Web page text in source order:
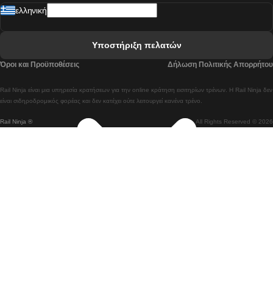
Λισαβόνα προς Λάγος Tρένο
Λισαβόνα προς Μαδρίτη Τρένα
Rail Ninja ® All Rights Reserved © 2026
Rail Ninja είναι μια υπηρεσία κρατήσεων για την online κράτηση εισιτηρίων τρένων. Η Rail Ninja δεν
είναι σιδηροδρομικός φορέας και δεν κατέχει ούτε λειτουργεί κανένα τρένο.
ελληνική
Υποστήριξη πελατών
Όροι και Προϋποθέσεις Δήλωση Πολιτικής Απορρήτου